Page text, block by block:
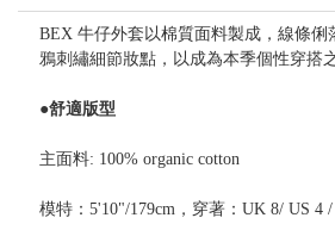
BEX 牛仔外套以棉質面料製成，線條俐
鴉刺繡細節妝點，以成為本季個性穿搭之
●舒適版型
主面料: 100% organic cotton
模特：5'10"/179cm，穿著：UK 8/ US 4 /